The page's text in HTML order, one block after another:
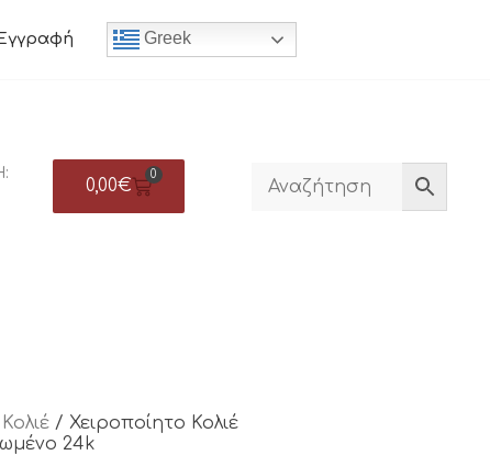
Εγγραφή Greek
0,00€
0
Κολιέ / Χειροποίητο Κολιέ
24k